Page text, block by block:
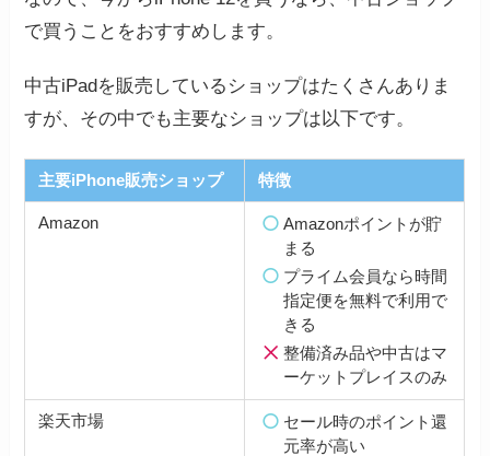
で買うことをおすすめします。
中古iPadを販売しているショップはたくさんありま
すが、その中でも主要なショップは以下です。
主要iPhone販売ショップ 特徴
Amazon
Amazonポイントが貯
まる
プライム会員なら時間
指定便を無料で利用で
きる
整備済み品や中古はマ
ーケットプレイスのみ
楽天市場
セール時のポイント還
元率が高い